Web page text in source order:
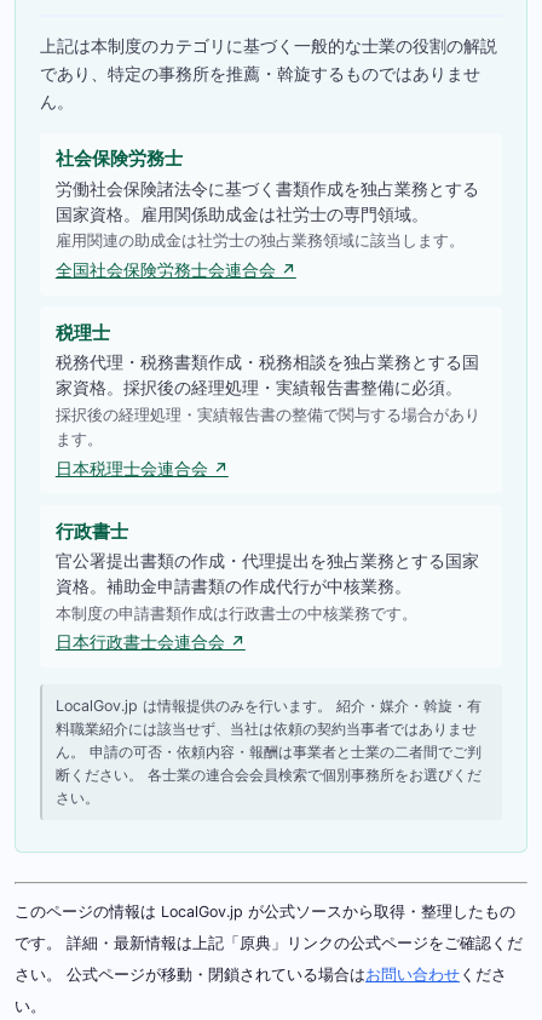
上記は本制度のカテゴリに基づく一般的な士業の役割の解説
であり、特定の事務所を推薦・斡旋するものではありませ
ん。
社会保険労務士
労働社会保険諸法令に基づく書類作成を独占業務とする
国家資格。雇用関係助成金は社労士の専門領域。
雇用関連の助成金は社労士の独占業務領域に該当します。
全国社会保険労務士会連合会 ↗
税理士
税務代理・税務書類作成・税務相談を独占業務とする国
家資格。採択後の経理処理・実績報告書整備に必須。
採択後の経理処理・実績報告書の整備で関与する場合があり
ます。
日本税理士会連合会 ↗
行政書士
官公署提出書類の作成・代理提出を独占業務とする国家
資格。補助金申請書類の作成代行が中核業務。
本制度の申請書類作成は行政書士の中核業務です。
日本行政書士会連合会 ↗
LocalGov.jp は情報提供のみを行います。 紹介・媒介・斡旋・有
料職業紹介には該当せず、当社は依頼の契約当事者ではありませ
ん。 申請の可否・依頼内容・報酬は事業者と士業の二者間でご判
断ください。 各士業の連合会会員検索で個別事務所をお選びくだ
さい。
このページの情報は LocalGov.jp が公式ソースから取得・整理したもの
です。 詳細・最新情報は上記「原典」リンクの公式ページをご確認くだ
さい。 公式ページが移動・閉鎖されている場合はお問い合わせ くださ
い。